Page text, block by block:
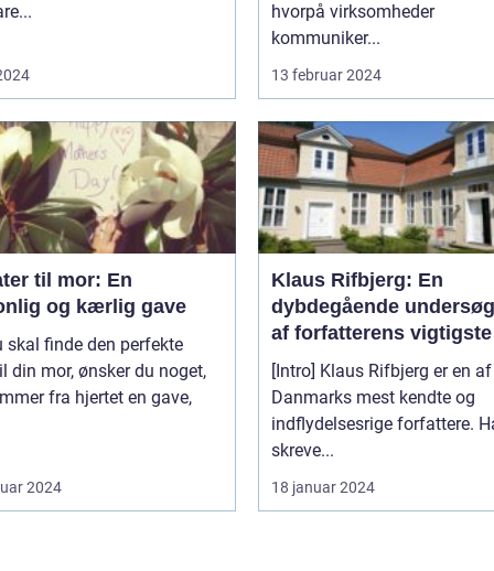
hvorpå virksomheder
kommuniker...
13 februar 2024
til mor: En
og kærlig gave
skal finde den perfekte
din mor, ønsker du noget,
fra hjertet en gave,
2024
Klaus Rifbjerg: En
dybdegående
af forfatterens vigtigste
bøger
[Intro] Klaus Rifbjerg er en af
Danmarks mest kendte og
indflydelsesrige forfattere.
skreve...
18 januar 2024